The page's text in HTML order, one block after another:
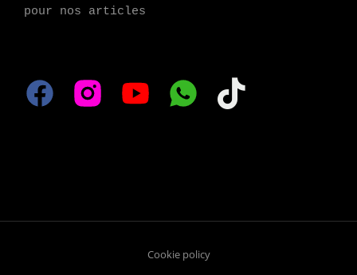
pour nos articles
Cookie policy